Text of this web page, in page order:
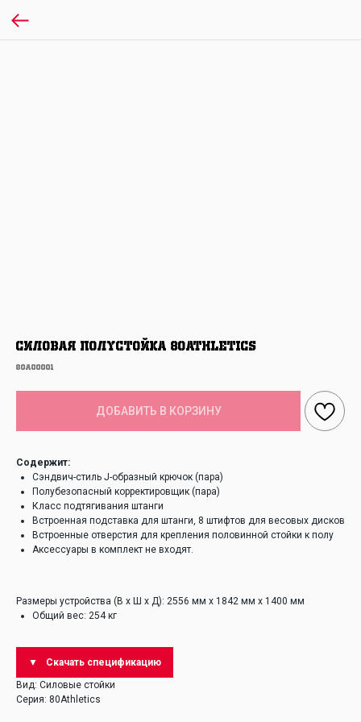
Силовая полустойка 80ATHLETICS
80A00001
ДОБАВИТЬ В КОРЗИНУ
Содержит:
Сэндвич-стиль J-образный крючок (пара)
Полубезопасный корректировщик (пара)
Класс подтягивания штанги
Встроенная подставка для штанги, 8 штифтов для весовых дисков
Встроенные отверстия для крепления половинной стойки к полу
Аксессуары в комплект не входят.
Размеры устройства (В x Ш x Д): 2556 мм x 1842 мм x 1400 мм
Общий вес: 254 кг
Скачать спецификацию
Вид: Силовые стойки
Серия: 80Athletics